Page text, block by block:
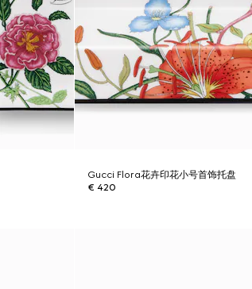
Gucci Flora花卉印花小号首饰托盘
€ 420